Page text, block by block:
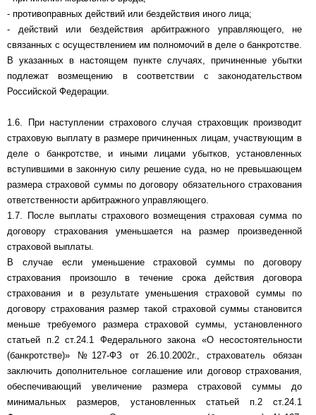
- противоправных действий или бездействия иного лица;
- действий или бездействия арбитражного управляющего, не
связанных с осуществлением им полномочий в деле о банкротстве.
В указанных в настоящем пункте случаях, причиненные убытки
подлежат возмещению в соответствии с законодательством
Российской Федерации.
1.6. При наступлении страхового случая страховщик производит
страховую выплату в размере причиненных лицам, участвующим в
деле о банкротстве, и иными лицами убытков, установленных
вступившими в законную силу решение суда, но не превышающем
размера страховой суммы по договору обязательного страхования
ответственности арбитражного управляющего.
1.7. После выплаты страхового возмещения страховая сумма по
договору страхования уменьшается на размер произведенной
страховой выплаты.
В случае если уменьшение страховой суммы по договору
страхования произошло в течение срока действия договора
страхования и в результате уменьшения страховой суммы по
договору страхования размер такой страховой суммы становится
меньше требуемого размера страховой суммы, установленного
статьей п.2 ст.24.1 Федерального закона «О несостоятельности
(банкротстве)» №127-ФЗ от 26.10.2002г., страхователь обязан
заключить дополнительное соглашение или договор страхования,
обеспечивающий увеличение размера страховой суммы до
минимальных размеров, установленных статьей п.2 ст.24.1